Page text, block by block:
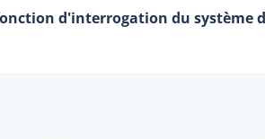
d'interrogation du système